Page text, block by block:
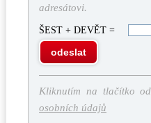
adresátovi.
ŠEST + DEVĚT =
odeslat
Kliknutím na tlačítko
osobních údajů